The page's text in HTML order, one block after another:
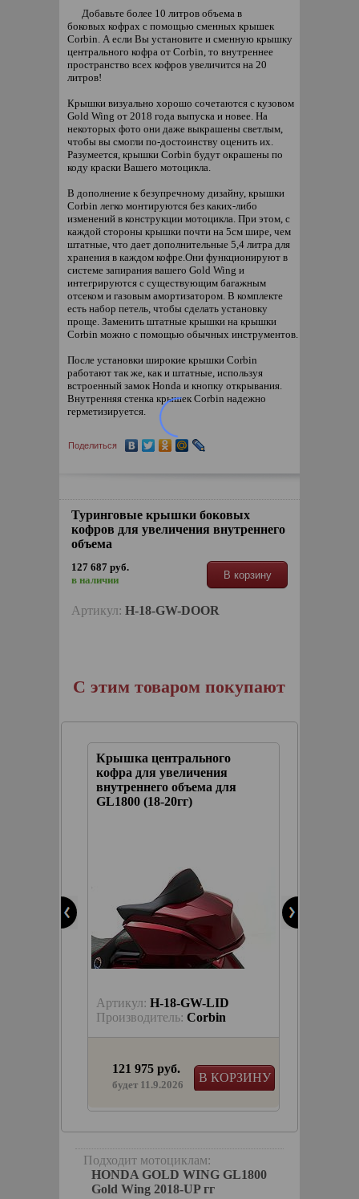
Добавьте более 10 литров объема в
боковых кофрах с помощью сменных крышек
Corbin. А если Вы установите и сменную крышку
центрального кофра от Corbin, то внутреннее
пространство всех кофров увеличится на 20
литров!
Крышки визуально хорошо сочетаются с кузовом
Gold Wing от 2018 года выпуска и новее. На
некоторых фото они даже выкрашены светлым,
чтобы вы смогли по-достоинству оценить их.
Разумеется, крышки Corbin будут окрашены по
коду краски Вашего мотоцикла.
В дополнение к безупречному дизайну, крышки
Corbin легко монтируются без каких-либо
изменений в конструкции мотоцикла. При этом, с
каждой стороны крышки почти на 5см шире, чем
штатные, что дает дополнительные 5,4 литра для
хранения в каждом кофре.Они функционируют в
системе запирания вашего Gold Wing и
интегрируются с существующим багажным
отсеком и газовым амортизатором. В комплекте
есть набор петель, чтобы сделать установку
проще. Заменить штатные крышки на крышки
Corbin можно с помощью обычных инструментов.
После установки широкие крышки Corbin
работают так же, как и штатные, используя
встроенный замок Honda и кнопку открывания.
Внутренняя стенка крышек Corbin надежно
герметизируется.
Поделиться
Туринговые крышки боковых
кофров для увеличения внутреннего
объема
127 687 руб.
в наличии
В корзину
Артикул: H-18-GW-DOOR
С этим товаром покупают
Крышка центрального
кофра для увеличения
внутреннего объема для
GL1800 (18-20гг)
Артикул: H-18-GW-LID
Производитель: Corbin
В КОРЗИНУ
121 975 руб.
будет 11.9.2026
Подходит мотоциклам:
HONDA GOLD WING GL1800
Gold Wing 2018-UP гг